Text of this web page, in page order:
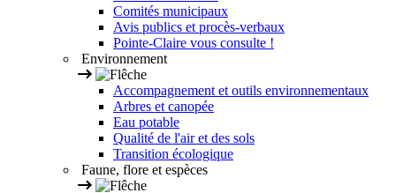
Comités municipaux
Avis publics et procès-verbaux
Pointe-Claire vous consulte !
Environnement
Accompagnement et outils environnementaux
Arbres et canopée
Eau potable
Qualité de l'air et des sols
Transition écologique
Faune, flore et espèces